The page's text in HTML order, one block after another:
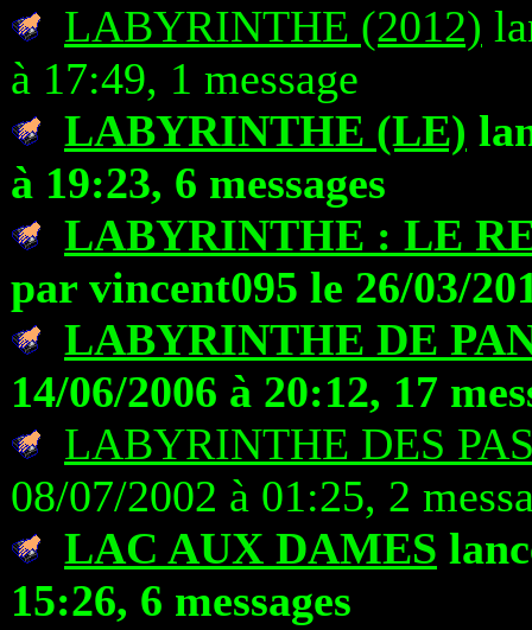
LABYRINTHE (2012)
à 17:49, 1 message
LABYRINTHE (LE)
à 19:23, 6 messages
LABYRINTHE : LE
par vincent095 le 26/03/
LABYRINTHE DE
14/06/2006 à 20:12, 17
LABYRINTHE DES
08/07/2002 à 01:25, 2
LAC AUX DAMES
15:26, 6 messages